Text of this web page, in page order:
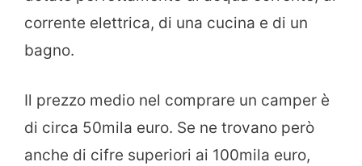
corrente elettrica, di una cucina e di un
bagno.
Il prezzo medio nel comprare un camper è
di circa 50mila euro. Se ne trovano però
anche di cifre superiori ai 100mila euro,